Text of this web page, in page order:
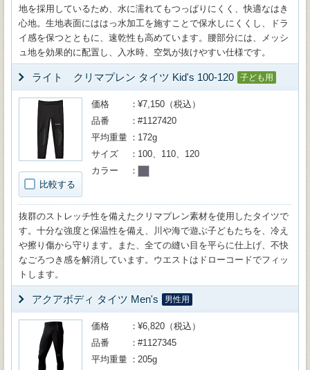
地を採用しているため、水に濡れてもつっぱりにくく、快適なはき
心地。生地表面にははっ水加工を施すことで保水しにくくし、ドラ
イ感を保つとともに、速乾性も高めています。腰部分には、メッシ
ュ地を効果的に配置し、入水時、空気が抜けやすい仕様です。
ライト クリマプレン タイツ Kid's 100-120 子ども用
比較する
価格
¥7,150（税込）
品番
#1127420
平均重量
172g
サイズ
100、110、120
カラー
抜群のストレッチ性を備えたクリマプレン素材を使用したタイツで
す。十分な強度と保温性を備え、川や海で遊ぶ子どもたちを、冷え
や擦り傷から守ります。また、全ての縫い目を平らに仕上げ、不快
なごろつき感を解消しています。ウエストはドローコードでフィッ
トします。
アクアボディ タイツ Men's 男性用
価格
¥6,820（税込）
品番
#1127345
平均重量
205g